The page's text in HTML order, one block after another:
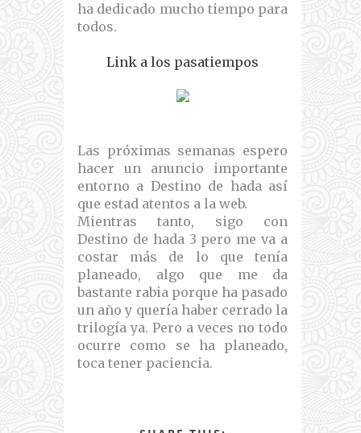
ha dedicado mucho tiempo para
todos.
Link a los pasatiempos
Las próximas semanas espero
hacer un anuncio importante
entorno a Destino de hada así
que estad atentos a la web.
Mientras tanto, sigo con
Destino de hada 3 pero me va a
costar más de lo que tenía
planeado, algo que me da
bastante rabia porque ha pasado
un año y quería haber cerrado la
trilogía ya. Pero a veces no todo
ocurre como se ha planeado,
toca tener paciencia.